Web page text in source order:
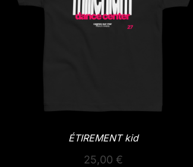
ÉTIREMENT kid
25,00 €